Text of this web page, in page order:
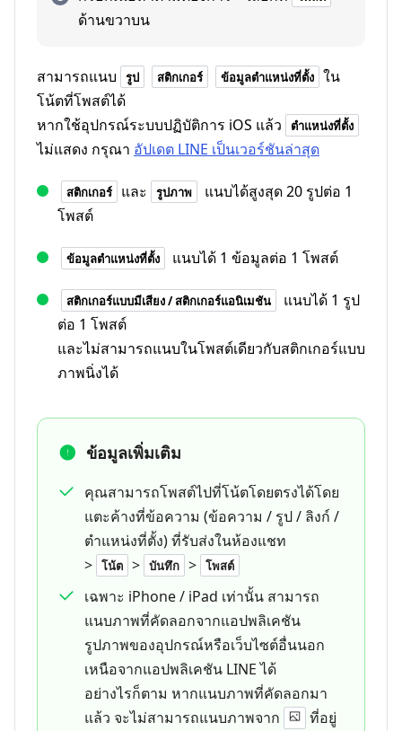
ด้านขวาบน
สามารถแนบ รูป สติกเกอร์ ข้อมูลตำแหน่งที่ตั้ง ใน
โน้ตที่โพสต์ได้
หากใช้อุปกรณ์ระบบปฏิบัติการ iOS แล้ว
ตำแหน่งที่ตั้ง
ไม่แสดง กรุณา อัปเดต LINE เป็นเวอร์ชันล่าสุด
สติกเกอร์ และ รูปภาพ
แนบได้สูงสุด 20 รูปต่อ 1
โพสต์
ข้อมูลตำแหน่งที่ตั้ง แนบได้ 1 ข้อมูลต่อ 1 โพสต์
สติกเกอร์แบบมีเสียง / สติกเกอร์แอนิเมชัน
แนบได้ 1 รูป
ต่อ 1 โพสต์
และไม่สามารถแนบในโพสต์เดียวกับสติกเกอร์แบบ
ภาพนิ่งได้
ข้อมูลเพิ่มเติม
คุณสามารถโพสต์ไปที่โน้ตโดยตรงได้โดย
แตะค้างที่ข้อความ (ข้อความ / รูป / ลิงก์ /
ตำแหน่งที่ตั้ง) ที่รับส่งในห้องแชท
> โน้ต > บันทึก > โพสต์
เฉพาะ iPhone / iPad เท่านั้น สามารถ
แนบภาพที่คัดลอกจากแอปพลิเคชัน
รูปภาพของอุปกรณ์หรือเว็บไซต์อื่นนอก
เหนือจากแอปพลิเคชัน LINE ได้
อย่างไรก็ตาม หากแนบภาพที่คัดลอกมา
แล้ว จะไม่สามารถแนบภาพจาก
ที่อยู่